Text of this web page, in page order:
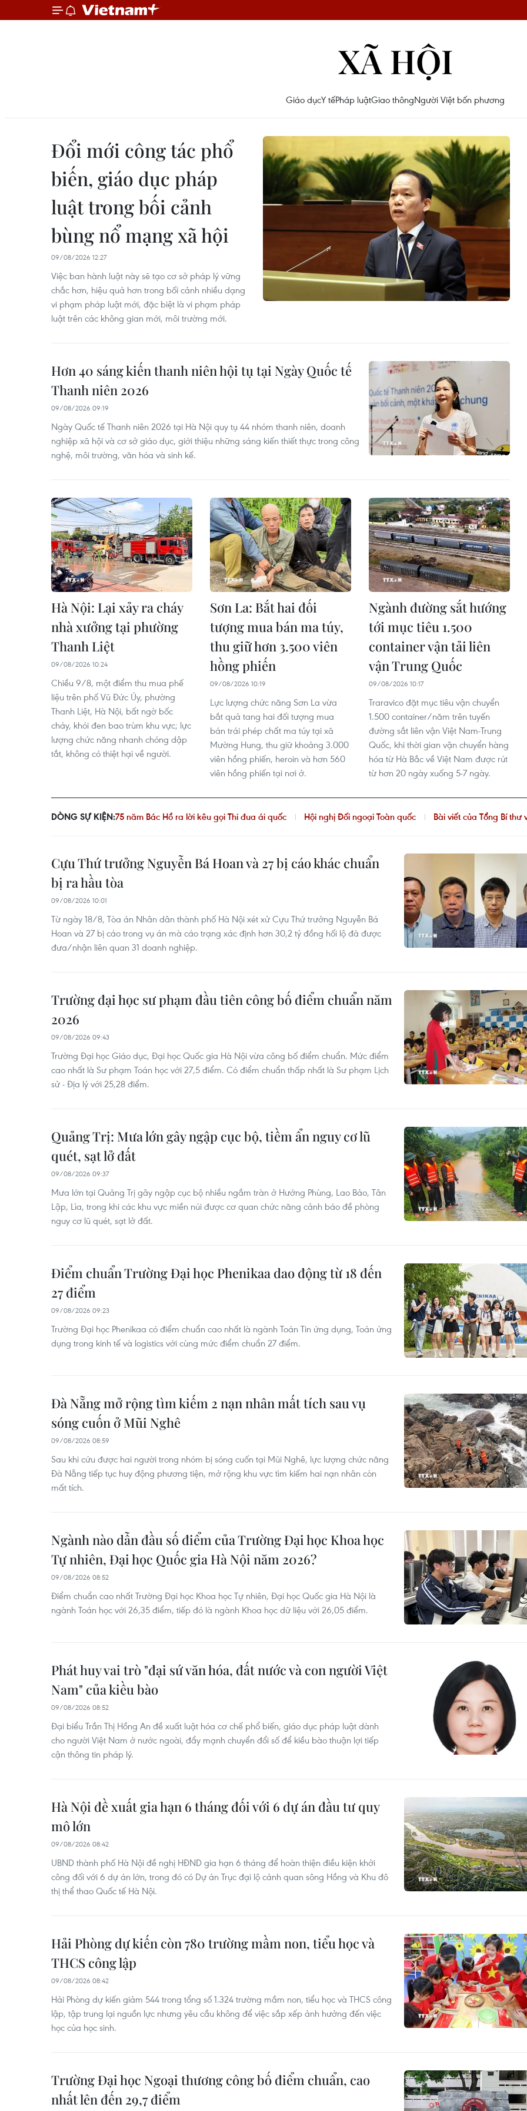
XÃ HỘI
Giáo dụcY tếPháp luậtGiao thôngNgười Việt bốn phương
Đổi mới công tác phổ
biến, giáo dục pháp
luật trong bối cảnh
bùng nổ mạng xã hội
09/08/2026 12:27
Việc ban hành luật này sẽ tạo cơ sở pháp lý vững
chắc hơn, hiệu quả hơn trong bối cảnh nhiều dạng
vi phạm pháp luật mới, đặc biệt là vi phạm pháp
luật trên các không gian mới, môi trường mới.
Hơn 40 sáng kiến thanh niên hội tụ tại Ngày Quốc tế
Thanh niên 2026
09/08/2026 09:19
Ngày Quốc tế Thanh niên 2026 tại Hà Nội quy tụ 44 nhóm thanh niên, doanh
nghiệp xã hội và cơ sở giáo dục, giới thiệu những sáng kiến thiết thực trong công
nghệ, môi trường, văn hóa và sinh kế.
Hà Nội: Lại xảy ra cháy
nhà xưởng tại phường
Thanh Liệt
09/08/2026 10:24
Chiều 9/8, một điểm thu mua phế
liệu trên phố Vũ Đức Úy, phường
Thanh Liệt, Hà Nội, bất ngờ bốc
cháy, khói đen bao trùm khu vực; lực
lượng chức năng nhanh chóng dập
tắt, không có thiệt hại về người.
Sơn La: Bắt hai đối
tượng mua bán ma túy,
thu giữ hơn 3.500 viên
hồng phiến
09/08/2026 10:19
Lực lượng chức năng Sơn La vừa
bắt quả tang hai đối tượng mua
bán trái phép chất ma túy tại xã
Mường Hung, thu giữ khoảng 3.000
viên hồng phiến, heroin và hơn 560
viên hồng phiến tại nơi ở.
Ngành đường sắt hướng
tới mục tiêu 1.500
container vận tải liên
vận Trung Quốc
09/08/2026 10:17
Traravico đặt mục tiêu vận chuyển
1.500 container/năm trên tuyến
đường sắt liên vận Việt Nam-Trung
Quốc, khi thời gian vận chuyển hàng
hóa từ Hà Bắc về Việt Nam được rút
từ hơn 20 ngày xuống 5-7 ngày.
DÒNG SỰ KIỆN:
kêu gọi Thi đua ái quốc Hội nghị Đối ngoại Toàn quốc Bài viết của Tổng Bí thư về con đường đi lên CNXH Quốc hội bầu
Cựu Thứ trưởng Nguyễn Bá Hoan và 27 bị cáo khác chuẩn
bị ra hầu tòa
09/08/2026 10:01
Từ ngày 18/8, Tòa án Nhân dân thành phố Hà Nội xét xử Cựu Thứ trưởng Nguyễn Bá
Hoan và 27 bị cáo trong vụ án mà cáo trạng xác định hơn 30,2 tỷ đồng hối lộ đã được
đưa/nhận liên quan 31 doanh nghiệp.
Trường đại học sư phạm đầu tiên công bố điểm chuẩn năm
2026
09/08/2026 09:43
Trường Đại học Giáo dục, Đại học Quốc gia Hà Nội vừa công bố điểm chuẩn. Mức điểm
cao nhất là Sư phạm Toán học với 27,5 điểm. Có điểm chuẩn thấp nhất là Sư phạm Lịch
sử - Địa lý với 25,28 điểm.
Quảng Trị: Mưa lớn gây ngập cục bộ, tiềm ẩn nguy cơ lũ
quét, sạt lở đất
09/08/2026 09:37
Mưa lớn tại Quảng Trị gây ngập cục bộ nhiều ngầm tràn ở Hướng Phùng, Lao Bảo, Tân
Lập, Lìa, trong khi các khu vực miền núi được cơ quan chức năng cảnh báo đề phòng
nguy cơ lũ quét, sạt lở đất.
Điểm chuẩn Trường Đại học Phenikaa dao động từ 18 đến
27 điểm
09/08/2026 09:23
Trường Đại học Phenikaa có điểm chuẩn cao nhất là ngành Toán Tin ứng dụng, Toán ứng
dụng trong kinh tế và logistics với cùng mức điểm chuẩn 27 điểm.
Đà Nẵng mở rộng tìm kiếm 2 nạn nhân mất tích sau vụ
sóng cuốn ở Mũi Nghê
09/08/2026 08:59
Sau khi cứu được hai người trong nhóm bị sóng cuốn tại Mũi Nghê, lực lượng chức năng
Đà Nẵng tiếp tục huy động phương tiện, mở rộng khu vực tìm kiếm hai nạn nhân còn
mất tích.
Ngành nào dẫn đầu số điểm của Trường Đại học Khoa học
Tự nhiên, Đại học Quốc gia Hà Nội năm 2026?
09/08/2026 08:52
Điểm chuẩn cao nhất Trường Đại học Khoa học Tự nhiên, Đại học Quốc gia Hà Nội là
ngành Toán học với 26,35 điểm, tiếp đó là ngành Khoa học dữ liệu với 26,05 điểm.
Phát huy vai trò "đại sứ văn hóa, đất nước và con người Việt
Nam" của kiều bào
09/08/2026 08:52
Đại biểu Trần Thị Hồng An đề xuất luật hóa cơ chế phổ biến, giáo dục pháp luật dành
cho người Việt Nam ở nước ngoài, đẩy mạnh chuyển đổi số để kiều bào thuận lợi tiếp
cận thông tin pháp lý.
Hà Nội đề xuất gia hạn 6 tháng đối với 6 dự án đầu tư quy
mô lớn
09/08/2026 08:42
UBND thành phố Hà Nội đề nghị HĐND gia hạn 6 tháng để hoàn thiện điều kiện khởi
công đối với 6 dự án lớn, trong đó có Dự án Trục đại lộ cảnh quan sông Hồng và Khu đô
thị thể thao Quốc tế Hà Nội.
Hải Phòng dự kiến còn 780 trường mầm non, tiểu học và
THCS công lập
09/08/2026 08:42
Hải Phòng dự kiến giảm 544 trong tổng số 1.324 trường mầm non, tiểu học và THCS công
lập, tập trung lại nguồn lực nhưng yêu cầu không để việc sắp xếp ảnh hưởng đến việc
học của học sinh.
Trường Đại học Ngoại thương công bố điểm chuẩn, cao
nhất lên đến 29,7 điểm